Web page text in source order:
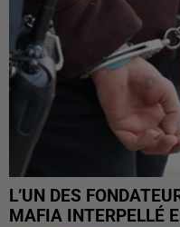
L’UN DES
MAFIA INTERPELLÉ